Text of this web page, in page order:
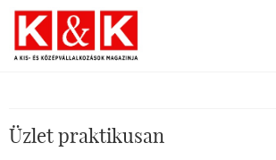
Üzlet praktikusan